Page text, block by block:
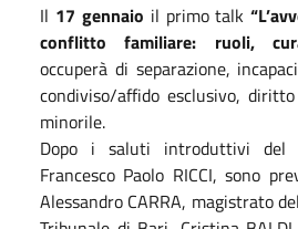
Il 17 gennaio il primo talk
conflitto familiare: ruoli,
occuperà di separazione,
condiviso/affido esclusivo,
minorile.
Dopo i saluti introduttivi del
Francesco Paolo RICCI, sono
Alessandro CARRA, magistrato